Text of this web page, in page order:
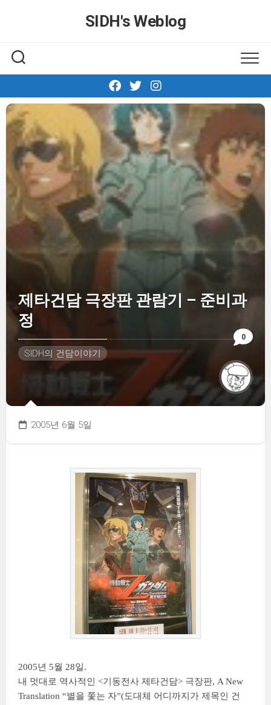
SIDH′s Weblog
0
제타건담 극장판 관람기 – 준비과
정
SIDH의 건담이야기
2005년 6월 5일
2005년 5월 28일.
내 멋대로 역사적인 <기동전사 제타건담> 극장판, A New
Translation “별을 쫓는 자”(도대체 어디까지가 제목인 건